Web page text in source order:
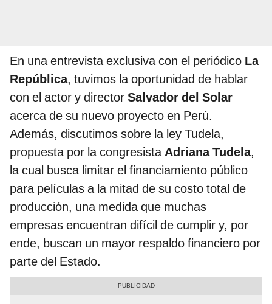
En una entrevista exclusiva con el periódico La
República, tuvimos la oportunidad de hablar
con el actor y director Salvador del Solar
acerca de su nuevo proyecto en Perú.
Además, discutimos sobre la ley Tudela,
propuesta por la congresistaAdriana Tudela,
la cual busca limitar el financiamiento público
para películas a la mitad de su costo total de
producción, una medida que muchas
empresas encuentran difícil de cumplir y, por
ende, buscan un mayor respaldo financiero por
parte del Estado.